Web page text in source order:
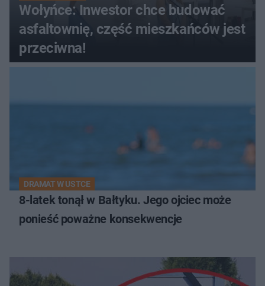
Wołyńce: Inwestor chce budować
asfaltownię, część mieszkańców jest
przeciwna!
DRAMAT W USTCE
8-latek tonął w Bałtyku. Jego ojciec może
ponieść poważne konsekwencje